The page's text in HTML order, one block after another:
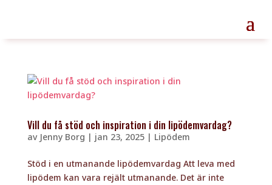
Vill du få stöd och inspiration i din lipödemvardag?
av Jenny Borg | jan 23, 2025| Lipödem
Stöd i en utmanande lipödemvardag Att leva med
lipödem kan vara rejält utmanande. Det är inte